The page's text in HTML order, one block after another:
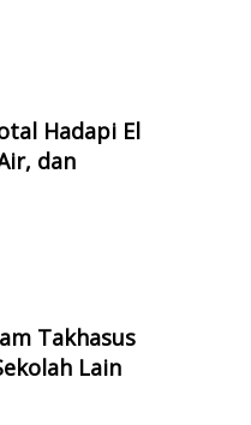
Hadapi El
dan
Takhasus
Lain